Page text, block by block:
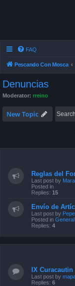
FAQ
Pescando Con Mosca
Denuncias
Moderator: rreino
New Topic
Reglas del
Last post by
Posted in
Replies: 15
Envío de
Last post by
Posted in General
Replies: 4
IX Curacautin
Last post by
Replies: 6